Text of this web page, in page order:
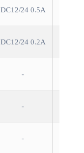
DC12/24 0.5A
DC12/24 0.2A
-
-
-